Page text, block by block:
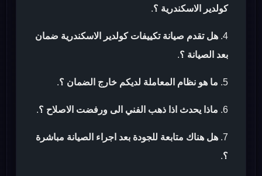
كولدير الاسكندرية ؟.
هل تقدم صيانة تكييفات كولدير الاسكندرية ضمان
بعد الصيانة ؟.
ما هو نظام المعاملة لديكم خارج الضمان ؟.
ماذا يحدث اذا ذهب الفني الى ورفضت الاصلاح ؟.
هل هناك متابعة للجودة بعد اجراء الصيانة مباشرة
؟.